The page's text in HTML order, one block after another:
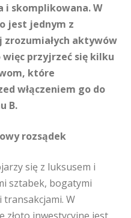
i skomplikowana. W
jest jednym z
aktywów
przyjrzeć się kilku
które
włączeniem go do
B.
rozsądek
się z luksusem i
sztabek, bogatymi
W